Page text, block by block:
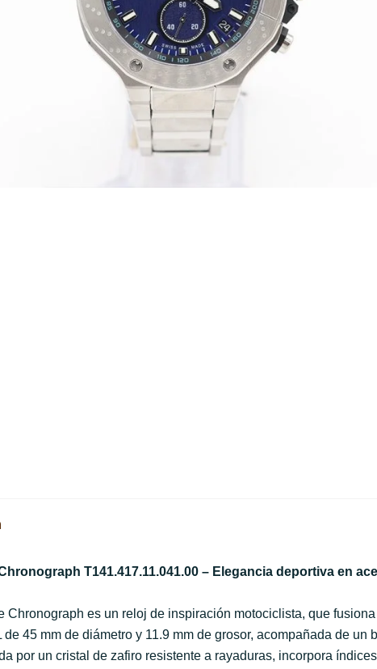
T141.417.11.041.00 – Elegancia deportiva en
Chronograph es un reloj de inspiración motociclista, que
45 mm de diámetro y 11.9 mm de grosor, acompañada de
por un cristal de zafiro resistente a rayaduras, incorpora